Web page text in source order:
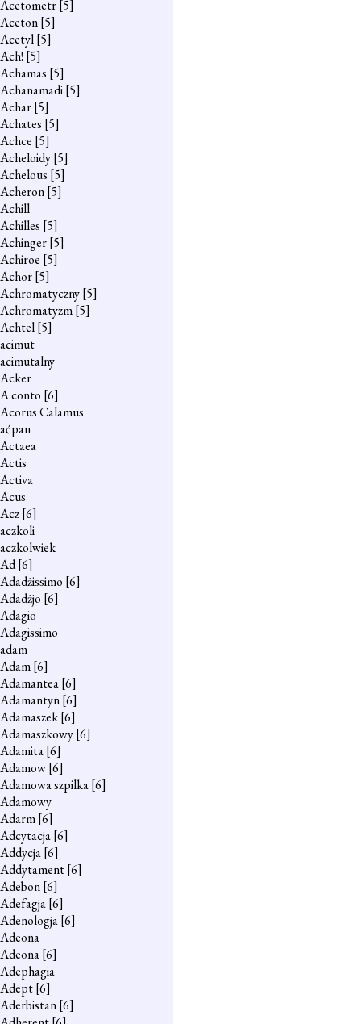
Acetometr[5]
Aceton[5]
Acetyl[5]
Ach! [5]
Achamas [5]
Achanamadi[5]
Achar[5]
Achates [5]
Achce [5]
Acheloidy[5]
Achelous [5]
Acheron[5]
Achill
Achilles [5]
Achinger[5]
Achiroe [5]
Achor[5]
Achromatyczny[5]
Achromatyzm[5]
Achtel[5]
acimut
acimutalny
Acker
A conto [6]
Acorus Calamus
aćpan
Actaea
Actis
Activa
Acus
Acz[6]
aczkoli
aczkolwiek
Ad[6]
Adadżissimo [6]
Adadżjo [6]
Adagio
Adagissimo
adam
Adam[6]
Adamantea[6]
Adamantyn[6]
Adamaszek[6]
Adamaszkowy[6]
Adamita[6]
Adamow[6]
Adamowa szpilka[6]
Adamowy
Adarm[6]
Adcytacja[6]
Addycja[6]
Addytament[6]
Adebon[6]
Adefagja[6]
Adenologja[6]
Adeona
Adeona[6]
Adephagia
Adept[6]
Aderbistan[6]